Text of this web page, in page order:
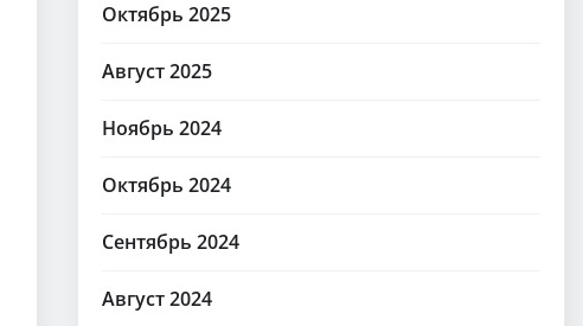
Октябрь 2025
Август 2025
Ноябрь 2024
Октябрь 2024
Сентябрь 2024
Август 2024